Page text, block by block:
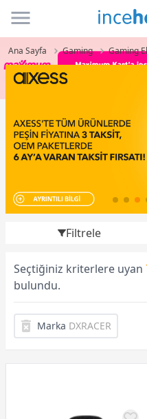
Ana Sayfa Gaming Gaming
Filtrele
Seçtiğiniz kriterlere uyan
bulundu.
Marka DXRACER